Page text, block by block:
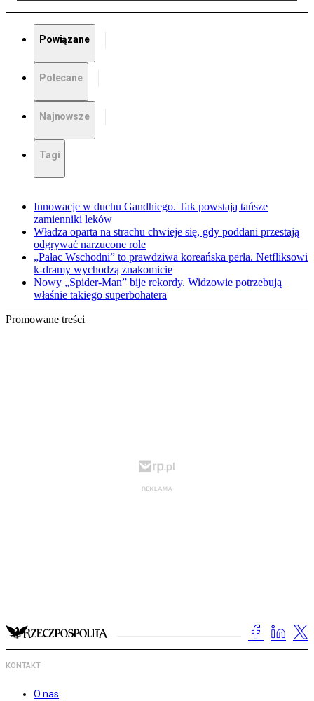
Powiązane
Polecane
Najnowsze
Tagi
Innowacje w duchu Gandhiego. Tak powstają tańsze
zamienniki leków
Władza oparta na strachu chwieje się, gdy poddani przestają
odgrywać narzucone role
„Pałac Wschodni” to prawdziwa koreańska perła. Netfliksowi
k-dramy wychodzą znakomicie
Nowy „Spider-Man” bije rekordy. Widzowie potrzebują
właśnie takiego superbohatera
Promowane treści
KONTAKT
O nas